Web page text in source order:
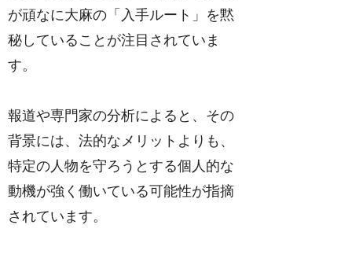
が頑なに大麻の「入手ルート」を黙
秘していることが注目されていま
す。
報道や専門家の分析によると、その
背景には、法的なメリットよりも、
特定の人物を守ろうとする個人的な
動機が強く働いている可能性が指摘
されています。